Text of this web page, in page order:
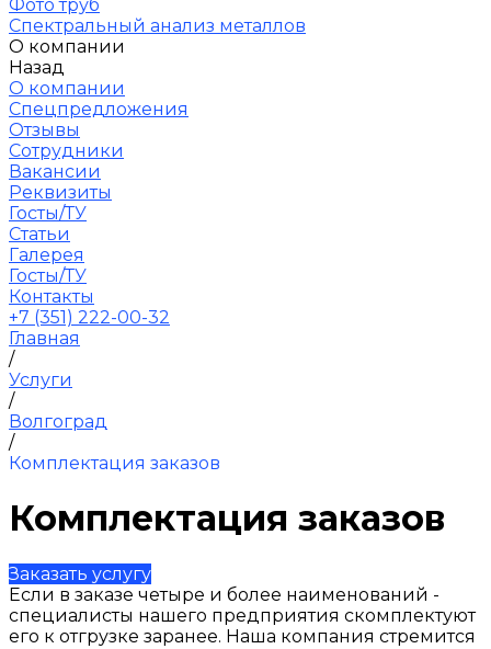
Фото труб
Спектральный анализ металлов
О компании
Назад
О компании
Спецпредложения
Отзывы
Сотрудники
Вакансии
Реквизиты
Госты/ТУ
Статьи
Галерея
Госты/ТУ
Контакты
+7 (351) 222-00-32
Главная
/
Услуги
/
Волгоград
/
Комплектация заказов
Комплектация заказов
Заказать услугу
Если в заказе четыре и более наименований -
специалисты нашего предприятия скомплектуют
его к отгрузке заранее. Наша компания стремится